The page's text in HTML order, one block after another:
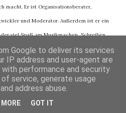
macht. Er ist Organisationsberater,
und Moderator. Außerdem ist er ein
viel Spaß am Musikmachen, Schreiben
Google to deliver its services
IP address and user-agent are
performance and security
service, generate usage
address abuse.
MORE GOT IT